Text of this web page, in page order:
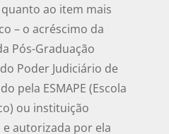
ao item mais
– o acréscimo da
Pós-Graduação
Poder Judiciário de
pela ESMAPE (Escola
ou instituição
autorizada por ela